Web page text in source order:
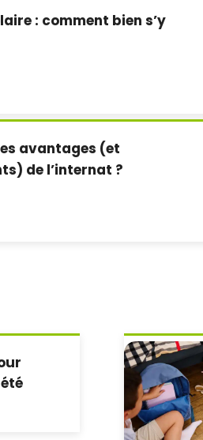
: comment bien s’y
avantages (et
de l’internat ?